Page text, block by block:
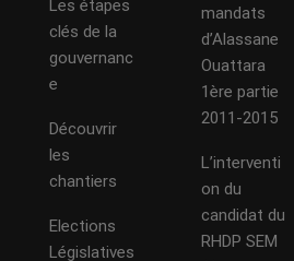
Les étapes
clés de la
gouvernanc
e
Découvrir
les
chantiers
Elections
Législatives
mandats
d’Alassane
Ouattara
1ère partie
2011-2015
L’interventi
on du
candidat du
RHDP SEM